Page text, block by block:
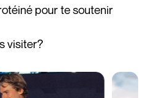
pour te soutenir
visiter?